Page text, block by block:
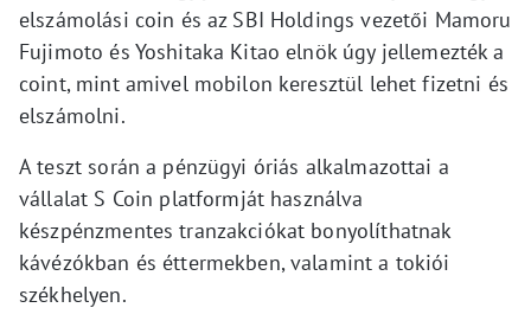
elszámolási coin és az SBI Holdings vezetői Mamoru
Fujimoto és Yoshitaka Kitao elnök úgy jellemezték a
coint, mint amivel mobilon keresztül lehet fizetni és
elszámolni.
A teszt során a pénzügyi óriás alkalmazottai a
vállalat S Coin platformját használva
készpénzmentes tranzakciókat bonyolíthatnak
kávézókban és éttermekben, valamint a tokiói
székhelyen.